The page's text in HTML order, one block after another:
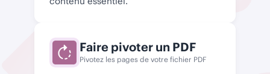
Faire pivoter un PDF
Pivotez les pages de votre fichier PDF